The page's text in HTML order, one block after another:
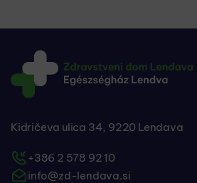
Kidričeva ulica 34, 9220 Lendava
+386 2 578 92 10
info@zd-lendava.si